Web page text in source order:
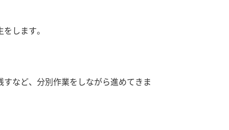
します。
など、分別作業をしながら進めてきま